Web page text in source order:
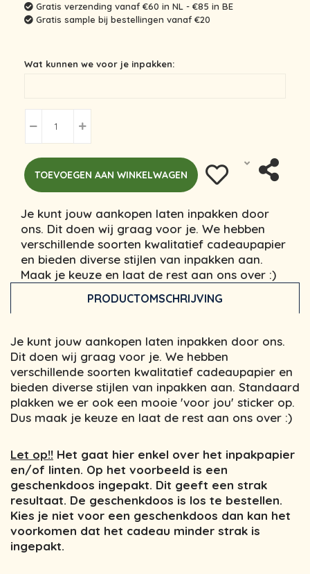
Gratis verzending vanaf €60 in NL - €85 in BE
Gratis sample bij bestellingen vanaf €20
Wat kunnen we voor je inpakken:
TOEVOEGEN AAN WINKELWAGEN
Je kunt jouw aankopen laten inpakken door
ons. Dit doen wij graag voor je. We hebben
verschillende soorten kwalitatief cadeaupapier
en bieden diverse stijlen van inpakken aan.
Maak je keuze en laat de rest aan ons over :)
PRODUCTOMSCHRIJVING
Je kunt jouw aankopen laten inpakken door ons.
Dit doen wij graag voor je. We hebben
verschillende soorten kwalitatief cadeaupapier en
bieden diverse stijlen van inpakken aan. Standaard
plakken we er ook een mooie 'voor jou' sticker op.
Dus maak je keuze en laat de rest aan ons over :)
Let op!! Het gaat hier enkel over het inpakpapier
en/of linten. Op het voorbeeld is een
geschenkdoos ingepakt. Dit geeft een strak
resultaat. De geschenkdoos is los te bestellen.
Kies je niet voor een geschenkdoos dan kan het
voorkomen dat het cadeau minder strak is
ingepakt.